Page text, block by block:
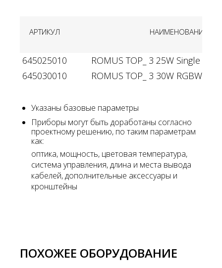
АРТИКУЛ НАИМЕНОВАНИЕ
645025010
ROMUS TOP_ 3 25W Single
645030010
ROMUS TOP_ 3 30W RGBW
Указаны базовые параметры
Приборы могут быть доработаны согласно
проектному решению, по таким параметрам
как:
оптика, мощность, цветовая температура,
система управления, длина и места вывода
кабелей, дополнительные аксессуары и
кронштейны
ПОХОЖЕЕ ОБОРУДОВАНИЕ